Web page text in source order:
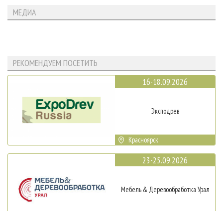
МЕДИА
РЕКОМЕНДУЕМ ПОСЕТИТЬ
16-18.09.2026
Эксподрев
Красноярск
23-25.09.2026
Мебель & Деревообработка Урал